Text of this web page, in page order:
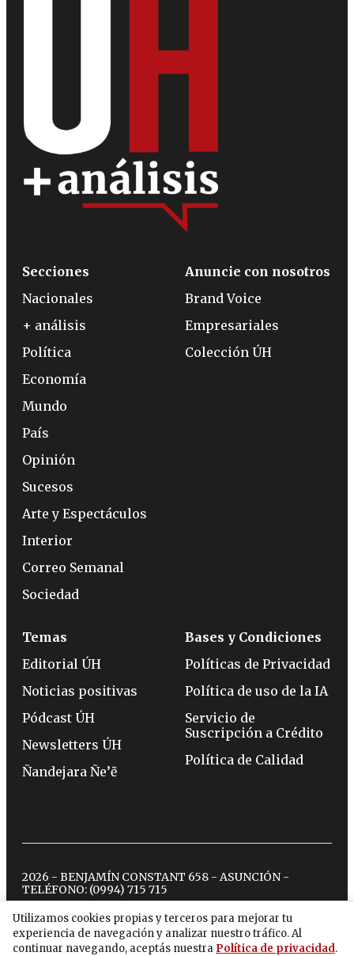
Utilizamos cookies propias y terceros para mejorar tu
experiencia de navegación y analizar nuestro tráfico. Al
continuar navegando, aceptás nuestra Política de privacidad.
Secciones
Nacionales
+ análisis
Política
Economía
Mundo
País
Opinión
Sucesos
Arte y Espectáculos
Interior
Correo Semanal
Sociedad
Anuncie con nosotros
Brand Voice
Empresariales
Colección ÚH
Temas
Editorial ÚH
Noticias positivas
Pódcast ÚH
Newsletters ÚH
Ñandejara Ñe’ẽ
Bases y Condiciones
Políticas de Privacidad
Política de uso de la IA
Servicio de
Suscripción a Crédito
Política de Calidad
2026 - BENJAMÍN CONSTANT 658 - ASUNCIÓN -
TELÉFONO: (0994) 715 715
twitterinstagram
facebook
tiktokyoutubespotify